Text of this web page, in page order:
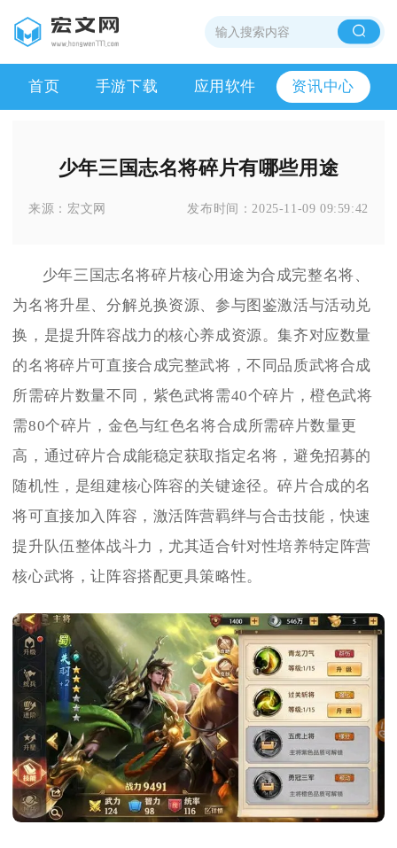
首页 手游下载 应用软件 资讯中心
少年三国志名将碎片有哪些用途
来源： 宏文网 发布时间： 2025-11-09 09:59:42
少年三国志名将碎片核心用途为合成完整名将、
为名将升星、分解兑换资源、参与图鉴激活与活动兑
换，是提升阵容战力的核心养成资源。集齐对应数量
的名将碎片可直接合成完整武将，不同品质武将合成
所需碎片数量不同，紫色武将需40个碎片，橙色武将
需80个碎片，金色与红色名将合成所需碎片数量更
高，通过碎片合成能稳定获取指定名将，避免招募的
随机性，是组建核心阵容的关键途径。碎片合成的名
将可直接加入阵容，激活阵营羁绊与合击技能，快速
提升队伍整体战斗力，尤其适合针对性培养特定阵营
核心武将，让阵容搭配更具策略性。